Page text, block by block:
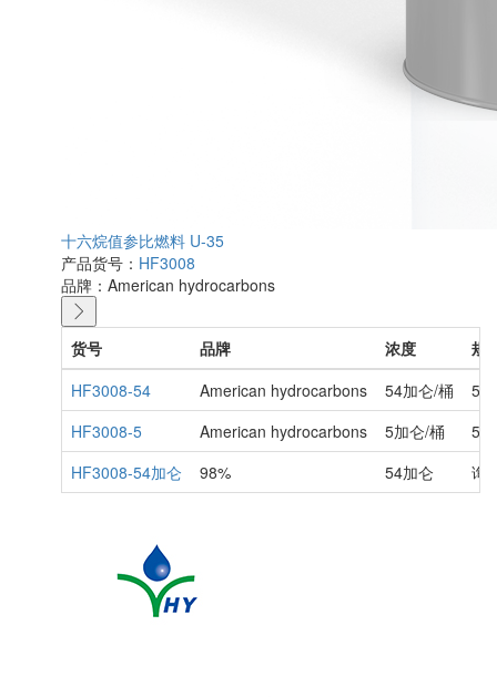
十六烷值参比燃料 U-35
产品货号： HF3008
品牌： American hydrocarbons
货号 品牌 浓度
规
HF3008-54
American hydrocarbons 54加仑/桶
54
HF3008-5
American hydrocarbons 5加仑/桶
5
HF3008-54加仑
98% 54加仑 询